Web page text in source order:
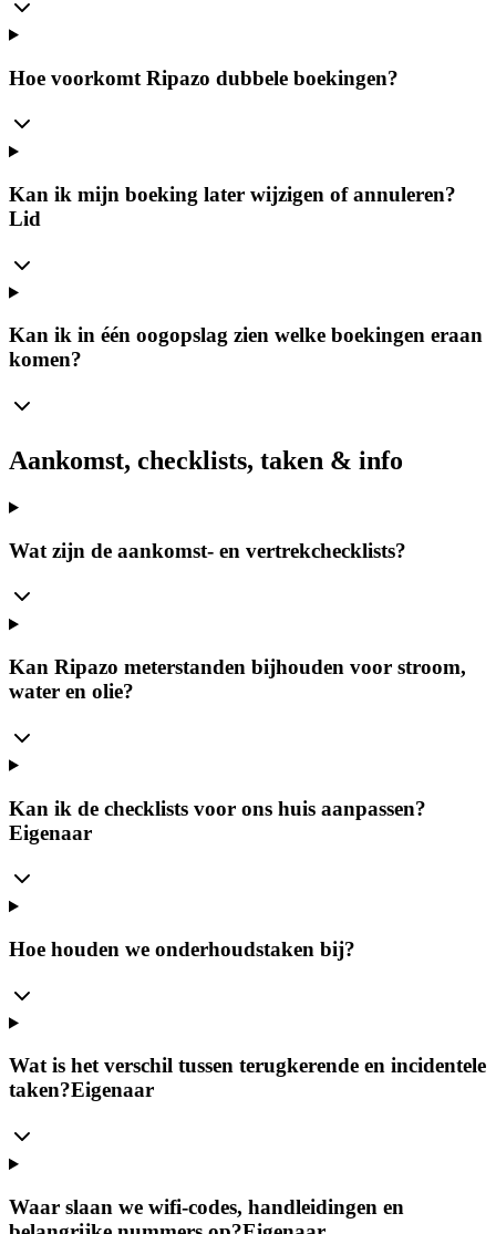
Hoe voorkomt Ripazo dubbele boekingen?
Kan ik mijn boeking later wijzigen of annuleren?
Lid
Kan ik in één oogopslag zien welke boekingen eraan
komen?
Aankomst, checklists, taken & info
Wat zijn de aankomst- en vertrekchecklists?
Kan Ripazo meterstanden bijhouden voor stroom,
water en olie?
Kan ik de checklists voor ons huis aanpassen?
Eigenaar
Hoe houden we onderhoudstaken bij?
Wat is het verschil tussen terugkerende en incidentele
taken?Eigenaar
Waar slaan we wifi-codes, handleidingen en